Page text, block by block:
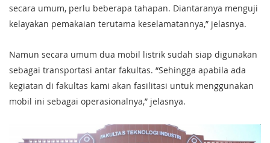
secara umum, perlu beberapa tahapan. Diantaranya menguji
kelayakan pemakaian terutama keselamatannya,” jelasnya.
Namun secara umum dua mobil listrik sudah siap digunakan
sebagai transportasi antar fakultas. “Sehingga apabila ada
kegiatan di fakultas kami akan fasilitasi untuk menggunakan
mobil ini sebagai operasionalnya,” jelasnya.